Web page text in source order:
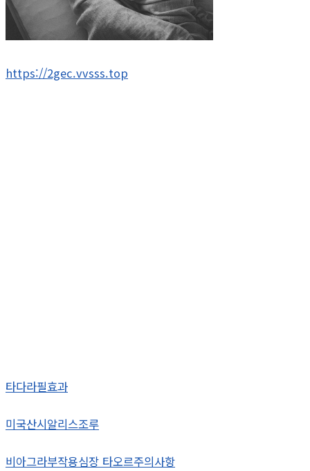
https://2gec.vvsss.top
타다라필효과
미국산시알리스조루
비아그라부작용심장 타오르주의사항